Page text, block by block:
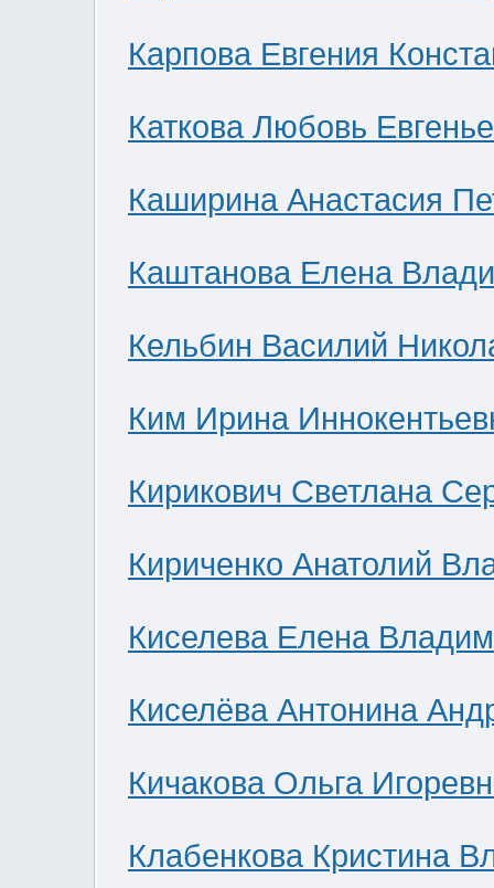
Карпова Евгения
Каткова Любовь
Каширина Анастасия
Каштанова Елена
Кельбин Василий
Ким Ирина
Кирикович Светлана
Кириченко Анатолий
Киселева Елена
Киселёва Антонина
Кичакова Ольга
Клабенкова Кристина